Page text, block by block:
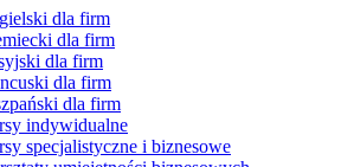
dla firm
dla firm
dla firm
dla firm
dla firm
indywidualne
specjalistyczne i biznesowe